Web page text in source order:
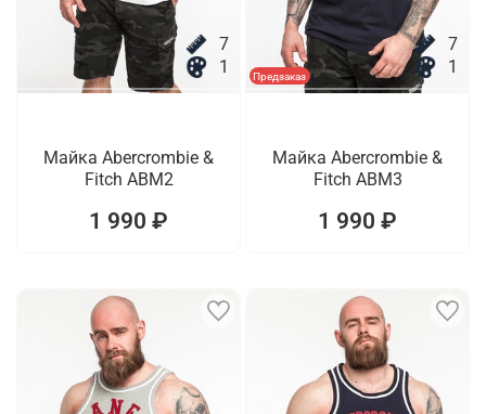
7
1
Майка Abercrombie &
Fitch ABM2
1 990 ₽
Предзаказ
7
1
Майка Abercrombie &
Fitch ABM3
1 990 ₽